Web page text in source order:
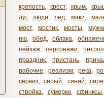
крепость, крест, крым,
луг, люди, лёд, маки,
мост, мостик, мосты,
ню, обед, облака,
пейзаж, персонажи,
праздник, пристань,
рабочие, реализм, река,
сервиз, серый, синий,
стройка, сумерки, сфинксы